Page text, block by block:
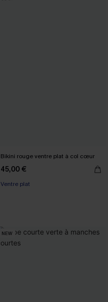
Bikini rouge ventre plat à col cœur
45,00 €
Ventre plat
NEW